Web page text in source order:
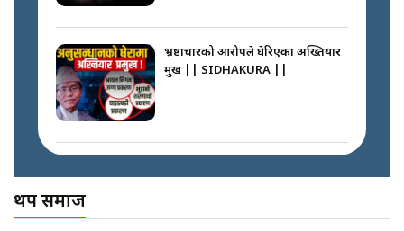
|| Court Grievances Directly to
the Supreme Court ||
SIDHAKURA
इनड्राइभ || SIDHAKURA ||
भ्रष्टाचारको आरोपले घेरिएका अख्तियार
प्रमुख || SIDHAKURA ||
SIDHAKURA
थप समाज